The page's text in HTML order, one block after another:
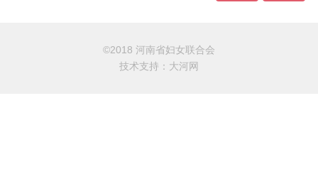
©2018 河南省妇女联合会
技术支持： 大河网